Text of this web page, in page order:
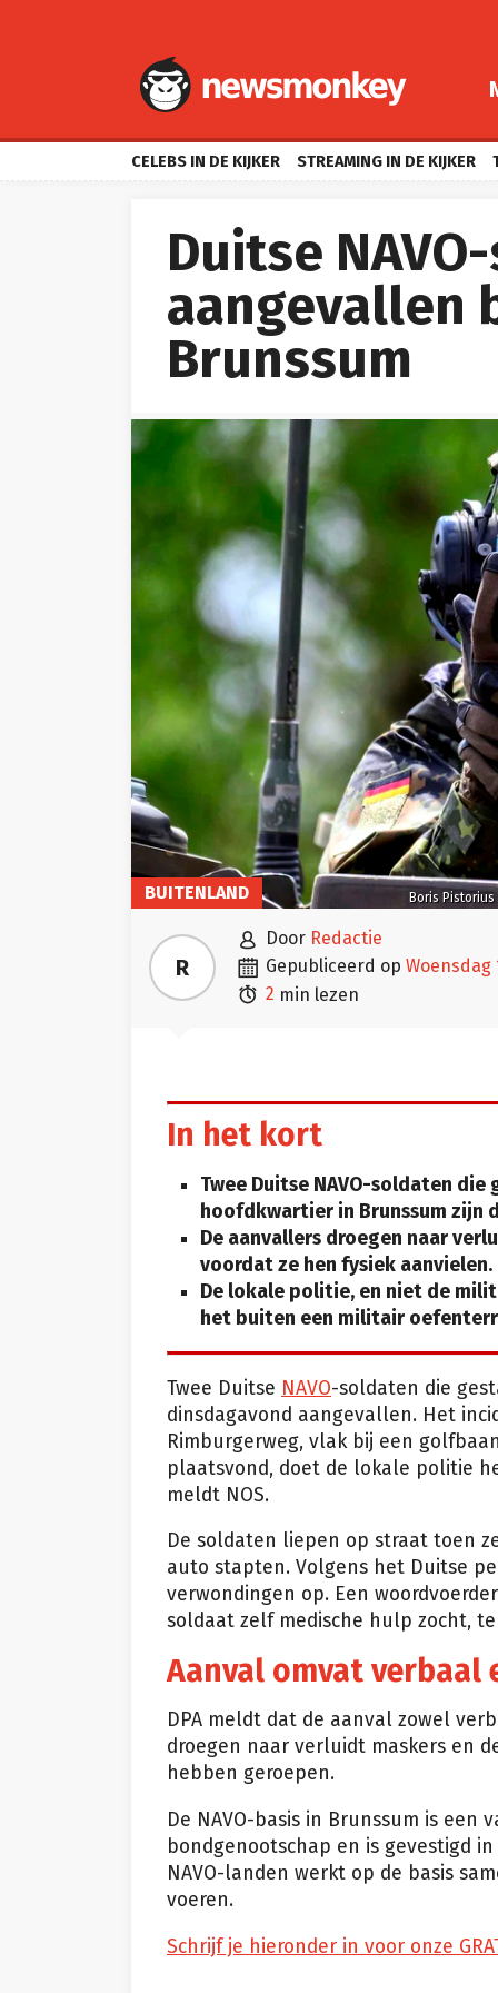
CELEBS IN DE KIJKER STREAMING IN DE KIJKER
Duitse
aangevallen
Brunssum
Boris
BUITENLAND
R
 door Redactie
 gepubliceerd op
 2 min lezen
In het kort
Twee Duitse NAVO-soldaten
hoofdkwartier in Brunssum zijn
De aanvallers droegen naar
voordat ze hen fysiek aanvielen.
De lokale politie, en niet de
het buiten een militair
Twee Duitse NAVO-soldaten die
dinsdagavond aangevallen. Het
Rimburgerweg, vlak bij een
plaatsvond, doet de lokale politie
meldt NOS.
De soldaten liepen op straat toen
auto stapten. Volgens het Duitse
verwondingen op. Een
soldaat zelf medische hulp zocht,
Aanval omvat verbaal
DPA meldt dat de aanval zowel
droegen naar verluidt maskers en
hebben geroepen.
De NAVO-basis in Brunssum is
bondgenootschap en is gevestigd
NAVO-landen werkt op de basis
voeren.
Schrijf je hieronder in voor onze